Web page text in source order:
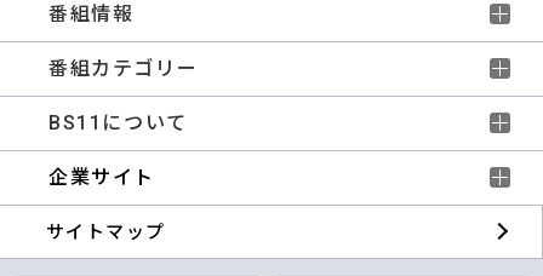
番組情報
番組カテゴリー
BS11について
企業サイト
サイトマップ